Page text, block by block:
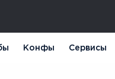
Конфы Сервисы